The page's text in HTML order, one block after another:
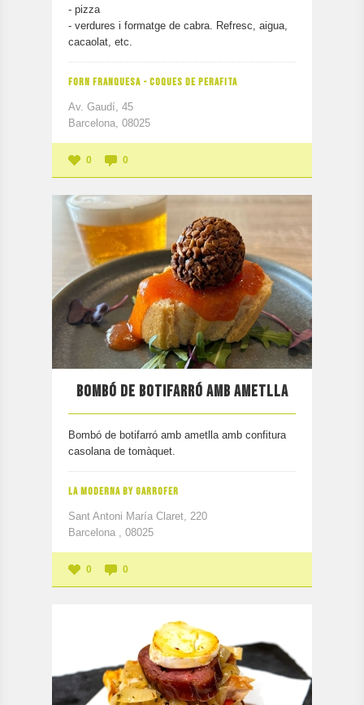
- pizza
- verdures i formatge de cabra. Refresc, aigua,
cacaolat, etc.
FORN FRANQUESA - COQUES DE PERAFITA
Av. Gaudí, 45
Barcelona, 08025
0 0
BOMBÓ DE BOTIFARRÓ AMB AMETLLA
Bombó de botifarró amb ametlla amb confitura
casolana de tomàquet.
LA MODERNA BY GARROFER
Sant Antoni María Claret, 220
Barcelona , 08025
0 0